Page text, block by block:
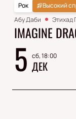
Рок
Высокий
Абу Даби
Этихад
IMAGINE
5 сб, 18:00
ДЕК